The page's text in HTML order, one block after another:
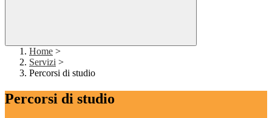
Home >
Servizi >
Percorsi di studio
Percorsi di studio